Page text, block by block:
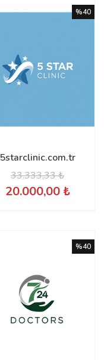
5starclinic.com.tr
33.333,33 ₺
20.000,00 ₺
%40
%40